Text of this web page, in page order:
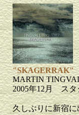
"SKAGERRAK"
MARTIN
2005年12月 スタ
久しぶりに新宿